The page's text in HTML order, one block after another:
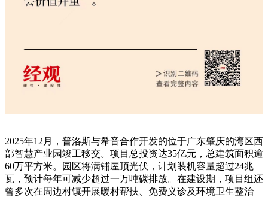
2025年12月，普洛斯与希音合作开发的位于广东肇庆的湾区西
部智慧产业园竣工移交。项目总投资达35亿元，总建筑面积逾
60万平方米。园区将满铺屋顶光伏，计划装机容量超过24兆
瓦，预计每年可减少超过一万吨碳排放。在建设期，项目组还
曾多次在周边村镇开展暖村帮扶、免费义诊及环境卫生整治